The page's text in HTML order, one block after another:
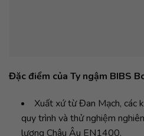
Đặc điểm của Ty ngậm BIBS
Xuất xứ từ Đan Mạch, các
quy trình và thử nghiệm
lượng Châu Âu EN1400.